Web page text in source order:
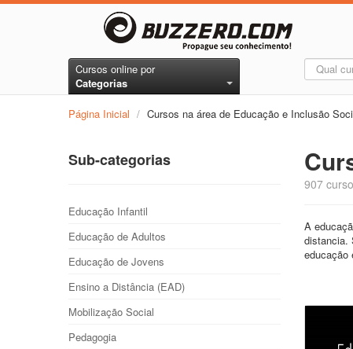
Cursos online por
Categorias
Página Inicial / Cursos na área de Educação e Inclusão
Sub-categorias
Educação Infantil
Educação de Adultos
Educação de Jovens
Ensino a Distância (EAD)
Mobilização Social
Pedagogia
907
A
distancia.
educação